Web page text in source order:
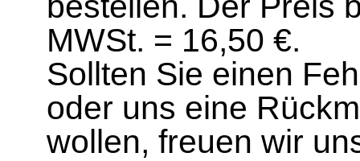
MWSt. = 16,50 €.
Sollten Sie einen
oder uns eine
wollen, freuen wir